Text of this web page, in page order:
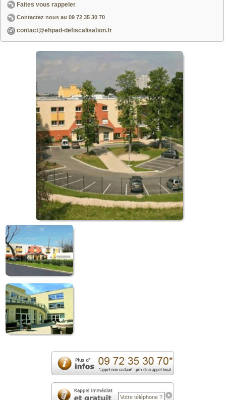
Faites vous rappeler
Contactez nous au 09 72 35 30 70
contact@ehpad-defiscalisation.fr